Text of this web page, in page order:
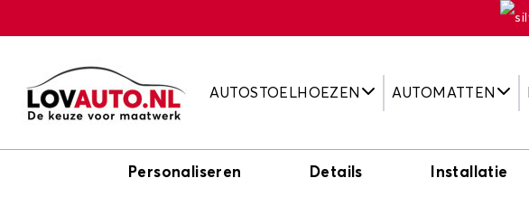
AUTOSTOELHOEZEN AUTOMATTEN
Personaliseren Details Installatie